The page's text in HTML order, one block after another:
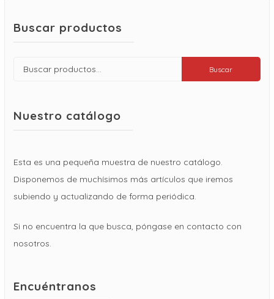
Buscar productos
Buscar
Buscar
Nuestro catálogo
Esta es una pequeña muestra de nuestro catálogo.
Disponemos de muchísimos más artículos que iremos
subiendo y actualizando de forma periódica.
Si no encuentra la que busca, póngase en contacto con
nosotros.
Encuéntranos